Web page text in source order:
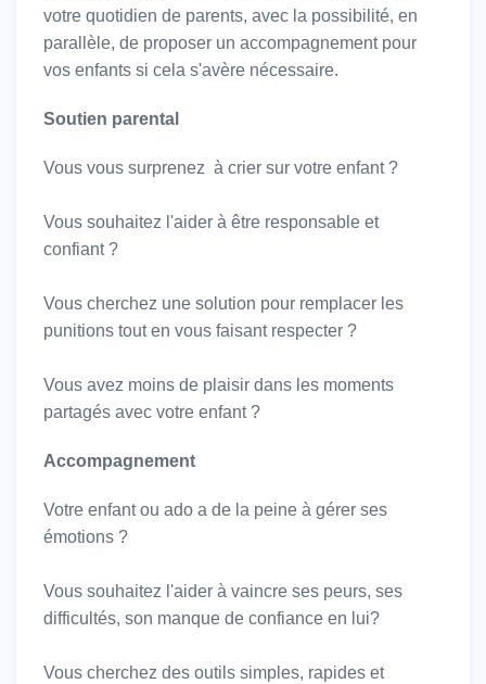
votre quotidien de parents, avec la possibilité, en
parallèle, de proposer un accompagnement pour
vos enfants si cela s'avère nécessaire.
Soutien parental
Vous vous surprenez à crier sur votre enfant ?
Vous souhaitez l'aider à être responsable et
confiant ?
Vous cherchez une solution pour remplacer les
punitions tout en vous faisant respecter ?
Vous avez moins de plaisir dans les moments
partagés avec votre enfant ?
Accompagnement
Votre enfant ou ado a de la peine à gérer ses
émotions ?
Vous souhaitez l'aider à vaincre ses peurs, ses
difficultés, son manque de confiance en lui?
Vous cherchez des outils simples, rapides et